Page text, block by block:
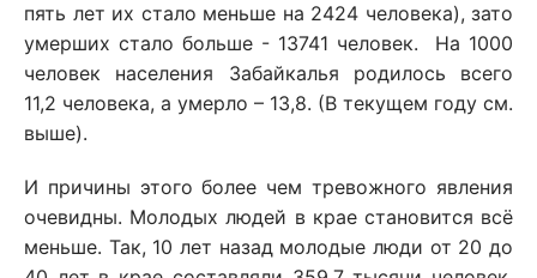
пять лет их стало меньше на 2424 человека), зато
умерших стало больше - 13741 человек. На 1000
человек населения Забайкалья родилось всего
11,2 человека, а умерло – 13,8. (В текущем году см.
выше).
И причины этого более чем тревожного явления
очевидны. Молодых людей в крае становится всё
меньше. Так, 10 лет назад молодые люди от 20 до